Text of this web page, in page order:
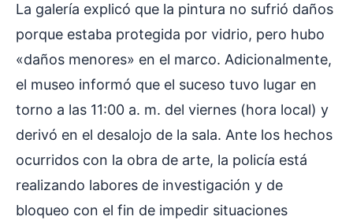
La galería explicó que la pintura no sufrió daños
porque estaba protegida por vidrio, pero hubo
«daños menores» en el marco. Adicionalmente,
el museo informó que el suceso tuvo lugar en
torno a las 11:00 a. m. del viernes (hora local) y
derivó en el desalojo de la sala. Ante los hechos
ocurridos con la obra de arte, la policía está
realizando labores de investigación y de
bloqueo con el fin de impedir situaciones